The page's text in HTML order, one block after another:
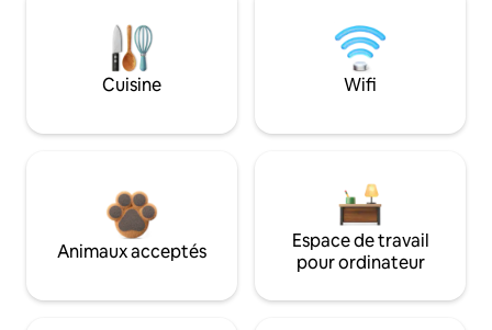
Cuisine Wifi
Animaux acceptés
Espace de travail
pour ordinateur